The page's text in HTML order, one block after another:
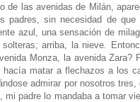
las avenidas de Milán,
sin necesidad de
azul, una sensación de
arriba, la nieve.
Monza, la avenida
matar a flechazos a los
admirar por nosotros
padre lo mandaba a tomar